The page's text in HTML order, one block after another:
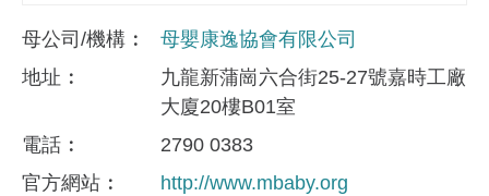
母公司/機構
母嬰康逸協會有限公司
地址
九龍新蒲崗六合街25-27號嘉時工廠
大廈20樓B01室
電話
2790 0383
官方網站
http://www.mbaby.org